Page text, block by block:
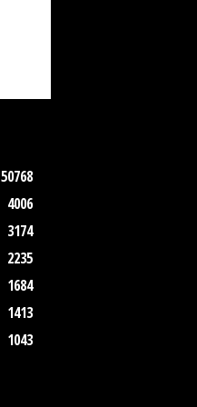
50768
4006
3174
2235
1684
1413
1043